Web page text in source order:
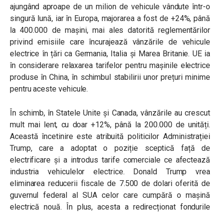
ajungând aproape de un milion de vehicule vândute într-o
singură lună, iar în Europa, majorarea a fost de +24%, până
la 400.000 de mașini, mai ales datorită reglementărilor
privind emisiile care încurajează vânzările de vehicule
electrice în țări ca Germania, Italia și Marea Britanie. UE ia
în considerare relaxarea tarifelor pentru mașinile electrice
produse în China, în schimbul stabilirii unor prețuri minime
pentru aceste vehicule.
În schimb, în Statele Unite și Canada, vânzările au crescut
mult mai lent, cu doar +12%, până la 200.000 de unități.
Această încetinire este atribuită politicilor Administrației
Trump, care a adoptat o poziție sceptică față de
electrificare și a introdus tarife comerciale ce afectează
industria vehiculelor electrice.
Donald Trump vrea
eliminarea reducerii fiscale de 7.500 de dolari oferită de
guvernul federal al SUA celor care cumpără o mașină
electrică nouă. În plus, acesta aredirecționat fondurile